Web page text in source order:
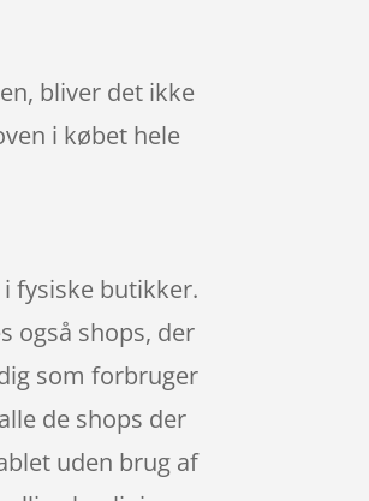
bliver det ikke
i købet hele
fysiske butikker.
også shops, der
som forbruger
de shops der
uden brug af